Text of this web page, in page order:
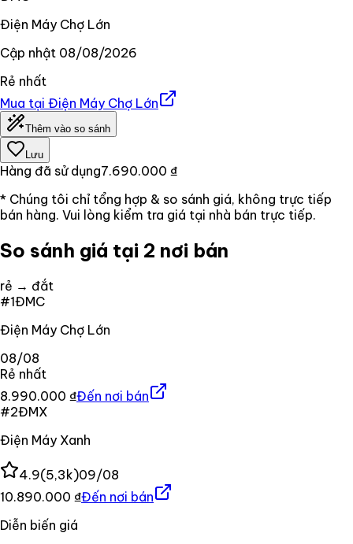
Điện Máy Chợ Lớn
Cập nhật 08/08/2026
Rẻ nhất
Mua tại Điện Máy Chợ Lớn
Thêm vào so sánh
Lưu
Hàng đã sử dụng7.690.000 ₫
* Chúng tôi chỉ tổng hợp & so sánh giá, không trực tiếp
bán hàng. Vui lòng kiểm tra giá tại nhà bán trực tiếp.
So sánh giá tại 2 nơi bán
rẻ → đắt
#1ĐMC
Điện Máy Chợ Lớn
08/08
Rẻ nhất
8.990.000 ₫Đến nơi bán
#2ĐMX
Điện Máy Xanh
4.9(5,3k)09/08
10.890.000 ₫Đến nơi bán
Diễn biến giá